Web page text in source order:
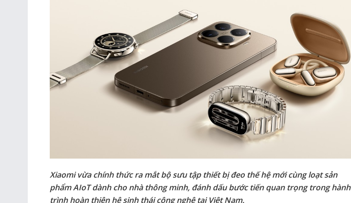
Xiaomi vừa chính thức ra mắt bộ sưu tập thiết bị đeo thế hệ mới cùng loạt sản
phẩm AIoT dành cho nhà thông minh, đánh dấu bước tiến quan trọng trong hành
trình hoàn thiện hệ sinh thái công nghệ tại Việt Nam.